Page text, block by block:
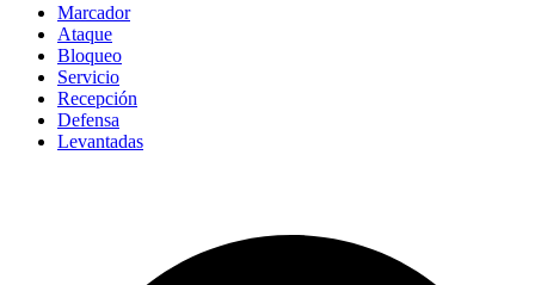
Marcador
Ataque
Bloqueo
Servicio
Recepción
Defensa
Levantadas